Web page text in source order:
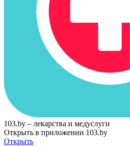
103.by – лекарства и медуслуги
Открыть в приложении 103.by
Открыть